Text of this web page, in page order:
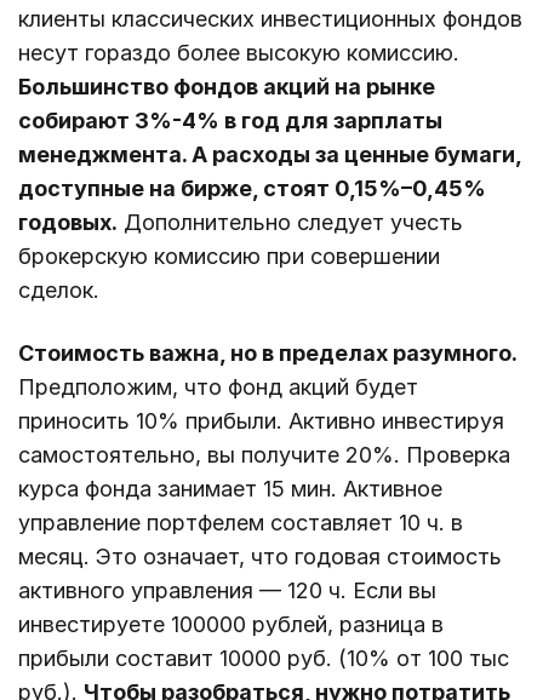
клиенты классических инвестиционных фондов
несут гораздо более высокую комиссию.
Большинство фондов акций на рынке
собирают 3%-4% в год для зарплаты
менеджмента. А расходы за ценные бумаги,
доступные на бирже, стоят 0,15%–0,45%
годовых. Дополнительно следует учесть
брокерскую комиссию при совершении
сделок.
Стоимость важна, но в пределах разумного.
Предположим, что фонд акций будет
приносить 10% прибыли. Активно инвестируя
самостоятельно, вы получите 20%. Проверка
курса фонда занимает 15 мин. Активное
управление портфелем составляет 10 ч. в
месяц. Это означает, что годовая стоимость
активного управления — 120 ч. Если вы
инвестируете 100000 рублей, разница в
прибыли составит 10000 руб. (10% от 100 тыс
руб.). Чтобы разобраться, нужно потратить